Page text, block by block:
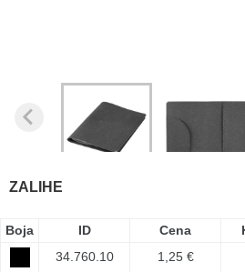
ZALIHE
Boja ID Cena
34.760.10
1,25 €